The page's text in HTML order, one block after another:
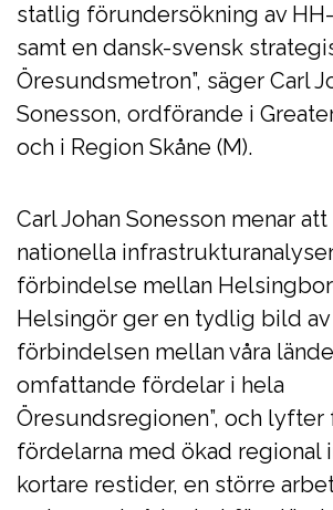
statlig förundersökning av
samt en dansk-svensk
Öresundsmetron”, säger Carl
Sonesson, ordförande i
och i Region Skåne (M).
Carl Johan Sonesson menar att
nationella
förbindelse mellan
Helsingör ger en tydlig bild
förbindelsen mellan våra
omfattande fördelar i hela
Öresundsregionen”, och lyfter
fördelarna med ökad regional
kortare restider, en större